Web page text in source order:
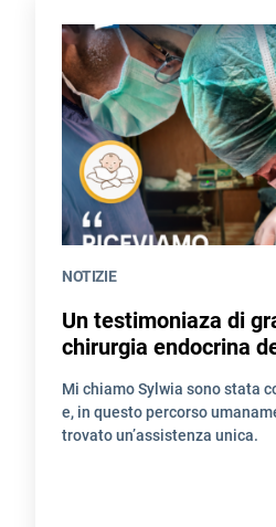
NOTIZIE
Un testimoniaza di
chirurgia endocrina
Mi chiamo Sylwia sono stata
e, in questo percorso
trovato un’assistenza unica.